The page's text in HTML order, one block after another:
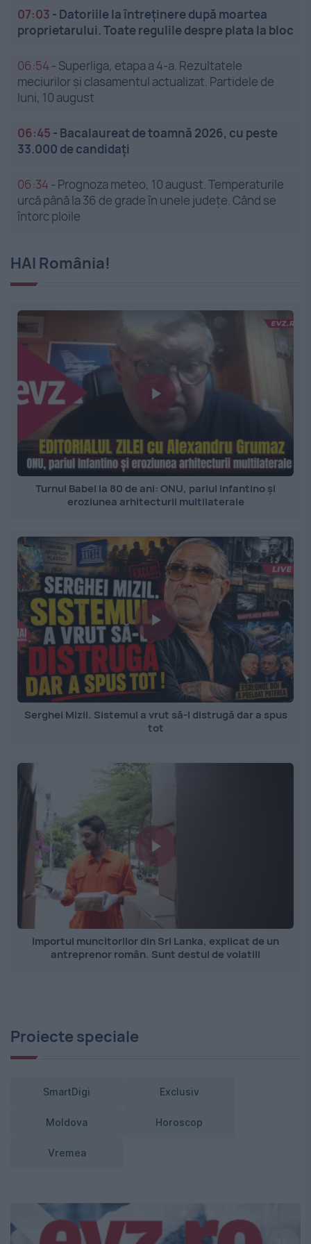
07:03 - Datoriile la întreținere după moartea
proprietarului. Toate regulile despre plata la bloc
06:54 - Superliga, etapa a 4-a. Rezultatele
meciurilor și clasamentul actualizat. Partidele de
luni, 10 august
06:45 - Bacalaureat de toamnă 2026, cu peste
33.000 de candidați
06:34 - Prognoza meteo, 10 august. Temperaturile
urcă până la 36 de grade în unele județe. Când se
întorc ploile
HAI România!
Turnul Babel la 80 de ani: ONU, pariul Infantino și
eroziunea arhitecturii multilaterale
Serghei Mizil. Sistemul a vrut să-l distrugă dar a spus
tot
Importul muncitorilor din Sri Lanka, explicat de un
antreprenor român. Sunt destul de volatili
Proiecte speciale
SmartDigi Exclusiv
Moldova Horoscop
Vremea